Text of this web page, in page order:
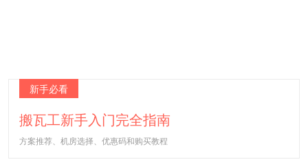
新手必看
搬瓦工新手入门完全指南
方案推荐、机房选择、优惠码和购买教程